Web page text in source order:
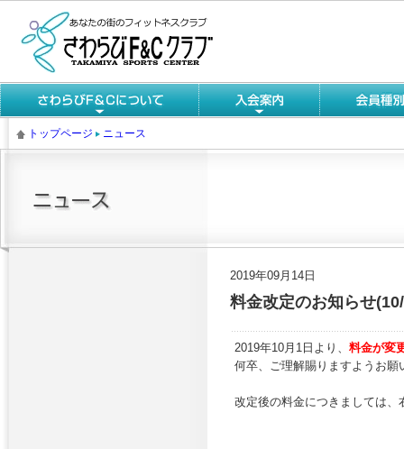
トップページ ニュース
2019年09月14日
料金改定のお知らせ
2019年10月1日より、 料金が変
何卒、ご理解賜りますようお願
改定後の料金につきましては、